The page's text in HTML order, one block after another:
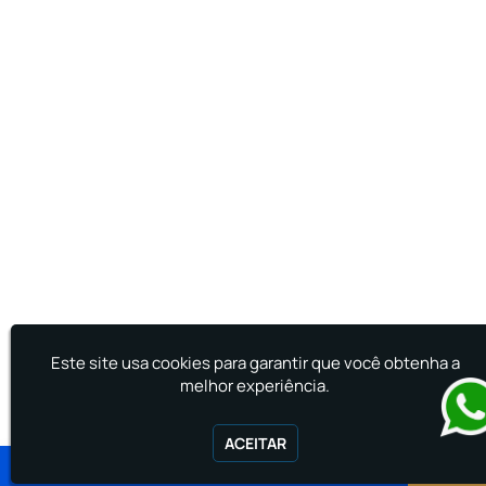
Este site usa cookies para garantir que você obtenha a
melhor experiência.
ACEITAR